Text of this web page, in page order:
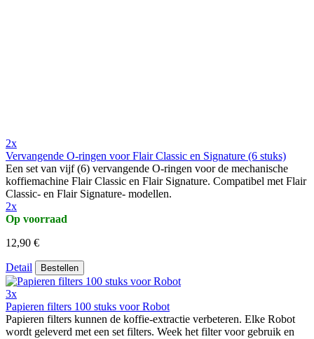
2x
Vervangende O-ringen voor Flair Classic en Signature (6 stuks)
Een set van vijf (6) vervangende O-ringen voor de mechanische
koffiemachine Flair Classic en Flair Signature. Compatibel met Flair
Classic- en Flair Signature- modellen.
2x
Op voorraad
12,90 €
Detail Bestellen
3x
Papieren filters 100 stuks voor Robot
Papieren filters kunnen de koffie-extractie verbeteren. Elke Robot
wordt geleverd met een set filters. Week het filter voor gebruik en